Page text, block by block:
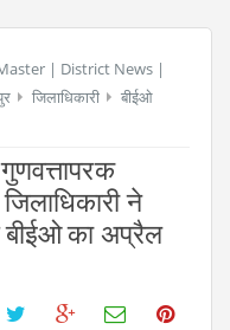
Master | District News |
जिलाधिकारी
बीईओ
ने
बीईओ का अप्रैल